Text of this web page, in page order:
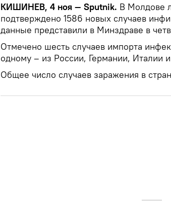
КИШИНЕВ, 4 ноя — Sputnik. В Молдове
подтверждено 1586 новых случаев
данные представили в Минздраве в
Отмечено шесть случаев импорта
одному – из России, Германии, Италии
Общее число случаев заражения в